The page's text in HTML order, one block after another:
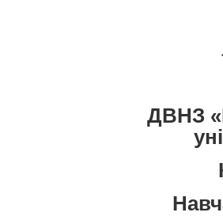
ДВНЗ